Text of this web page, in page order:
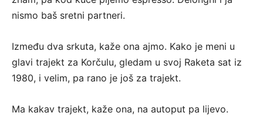
nismo baš sretni partneri.
Između dva srkuta, kaže ona ajmo. Kako je meni u
glavi trajekt za Korčulu, gledam u svoj Raketa sat iz
1980, i velim, pa rano je još za trajekt.
Ma kakav trajekt, kaže ona, na autoput pa lijevo.